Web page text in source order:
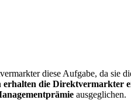
diese Aufgabe, da sie
erhalten die Direktvermarkter
ausgeglichen.